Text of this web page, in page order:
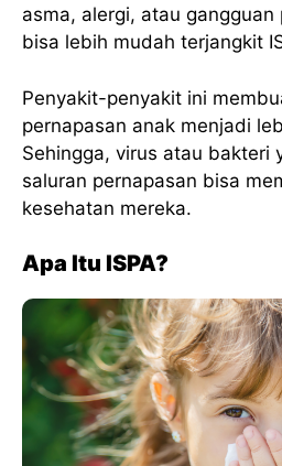
asma, alergi, atau gangguan
bisa lebih mudah terjangkit
Penyakit-penyakit ini
pernapasan anak menjadi
Sehingga, virus atau bakteri
saluran pernapasan bisa
kesehatan mereka.
Apa Itu ISPA?